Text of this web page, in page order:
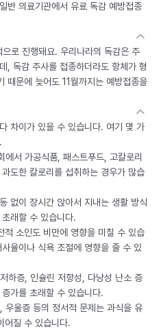
반 의료기관에서 유료 독감 예방접종
로 진행돼요. 우리나라의 독감은 주
, 독감 주사를 접종하더라도 항체가 형
때문에 늦어도 11월까지는 예방접종을
차이가 있을 수 있습니다. 여기 몇 가
서 가공식품, 패스트푸드, 고칼로리
도한 칼로리를 섭취하는 경우가 많습
없이 장시간 앉아서 지내는 생활 방식
래할 수 있습니다.
소인도 비만에 영향을 미칠 수 있습
율이나 식욕 조절에 영향을 줄 수 있
하증, 인슐린 저항성, 다낭성 난소 증
가를 초래할 수 있습니다.
울증 등의 정서적 문제는 과식을 유
어질 수 있습니다.